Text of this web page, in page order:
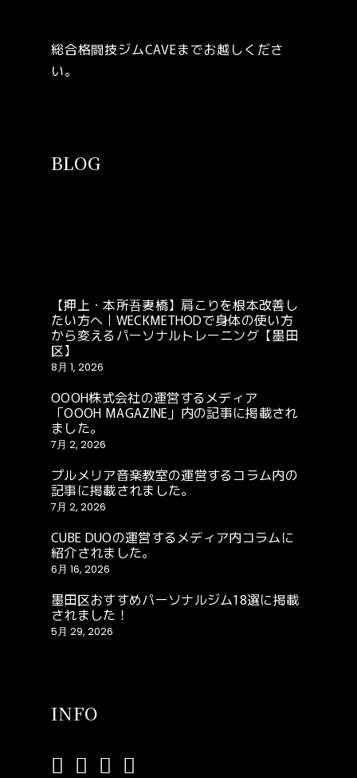
総合格闘技ジムCAVEまでお越しくださ
い。
BLOG
【押上・本所吾妻橋】肩こりを根本改善し
たい方へ｜WECKMETHODで身体の使い方
から変えるパーソナルトレーニング【墨田
区】
8月 1, 2026
OOOH株式会社の運営するメディア
「OOOH MAGAZINE」内の記事に掲載され
ました。
7月 2, 2026
プルメリア音楽教室の運営するコラム内の
記事に掲載されました。
7月 2, 2026
CUBE DUOの運営するメディア内コラムに
紹介されました。
6月 16, 2026
墨田区おすすめパーソナルジム18選に掲載
されました！
5月 29, 2026
INFO